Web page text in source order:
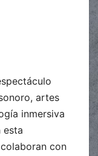
artes
inmersiva
esta
con